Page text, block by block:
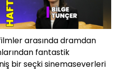
arasında dramdan
fantastik
bir seçki sinemaseverleri